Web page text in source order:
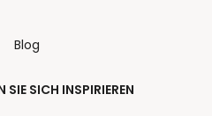
SIE SICH INSPIRIEREN
Blog